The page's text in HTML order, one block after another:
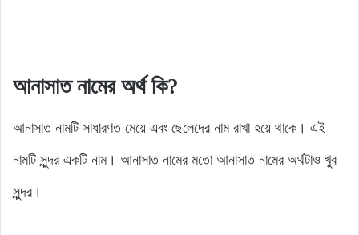
আনাসাত নামের অর্থ কি?
আনাসাত নামটি সাধারণত মেয়ে এবং ছেলেদের নাম রাখা হয়ে থাকে। এই
নামটি সুন্দর একটি নাম। আনাসাত নামের মতো আনাসাত নামের অর্থটাও খুব
সুন্দর।